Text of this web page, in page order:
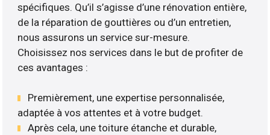
spécifiques. Qu’il s’agisse d’une rénovation entière,
de la réparation de gouttières ou d’un entretien,
nous assurons un service sur-mesure.
Choisissez nos services dans le but de profiter de
ces avantages :
Premièrement, une expertise personnalisée,
adaptée à vos attentes et à votre budget.
Après cela, une toiture étanche et durable,